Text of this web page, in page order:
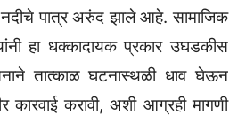
पात्र अरुंद झाले आहे. सामाजिक
हा धक्कादायक प्रकार उघडकीस
तात्काळ घटनास्थळी धाव घेऊन
कारवाई करावी, अशी आग्रही मागणी